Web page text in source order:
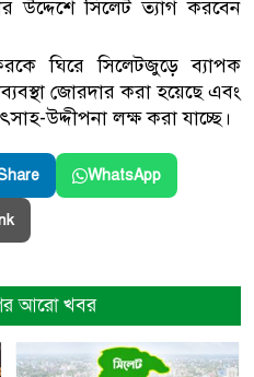
উদ্দেশে সিলেট ত্যাগ করবেন
ঘিরে সিলেটজুড়ে ব্যাপক
জোরদার করা হয়েছে এবং
উদ্দীপনা লক্ষ করা যাচ্ছে।
WhatsApp
আরো খবর